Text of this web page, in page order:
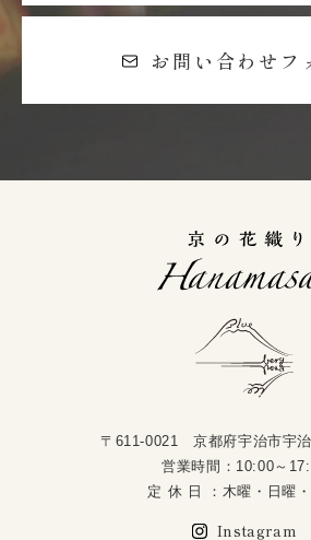
お問い合わせフ
〒611-0021 京都府宇治市宇
営業時間：10:00～
定 休 日 ：木曜・日曜・
Instagram